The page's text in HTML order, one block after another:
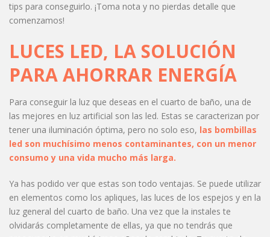
tips para conseguirlo. ¡Toma nota y no pierdas detalle que
comenzamos!
LUCES LED, LA SOLUCIÓN
PARA AHORRAR ENERGÍA
Para conseguir la luz que deseas en el cuarto de baño, una de
las mejores en luz artificial son las led. Estas se caracterizan por
tener una iluminación óptima, pero no solo eso, las bombillas
led son muchísimo menos contaminantes, con un menor
consumo y una vida mucho más larga.
Ya has podido ver que estas son todo ventajas. Se puede utilizar
en elementos como los apliques, las luces de los espejos y en la
luz general del cuarto de baño. Una vez que la instales te
olvidarás completamente de ellas, ya que no tendrás que